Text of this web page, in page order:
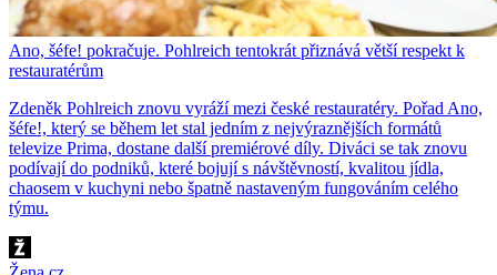
Ano, šéfe! pokračuje. Pohlreich tentokrát přiznává větší respekt k
restauratérům
Zdeněk Pohlreich znovu vyráží mezi české restauratéry. Pořad Ano,
šéfe!, který se během let stal jedním z nejvýraznějších formátů
televize Prima, dostane další premiérové díly. Diváci se tak znovu
podívají do podniků, které bojují s návštěvností, kvalitou jídla,
chaosem v kuchyni nebo špatně nastaveným fungováním celého
týmu.